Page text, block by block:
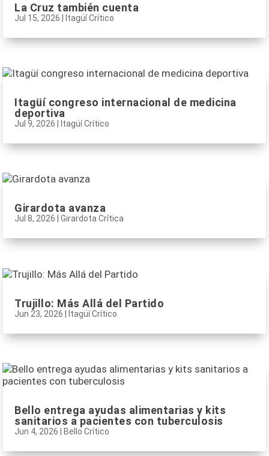
La Cruz también cuenta
Jul 15, 2026 Itagüí Crítico
Itagüí congreso internacional de medicina
deportiva
Jul 9, 2026 Itagüí Crítico
Girardota avanza
Jul 8, 2026 Girardota Crítica
Trujillo: Más Allá del Partido
Jun 23, 2026 Itagüí Crítico
Bello entrega ayudas alimentarias y kits
sanitarios a pacientes con tuberculosis
Jun 4, 2026 Bello Crítico